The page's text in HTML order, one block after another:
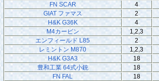
FN SCAR
4
GIAT ファマス
2
H&K G36K
4
M4カービン
1,2,3
エンフィールド L85
2
レミントン M870
1,2,3
H&K G3A3
18
豊和工業 64式小銃
18
FN FAL
18